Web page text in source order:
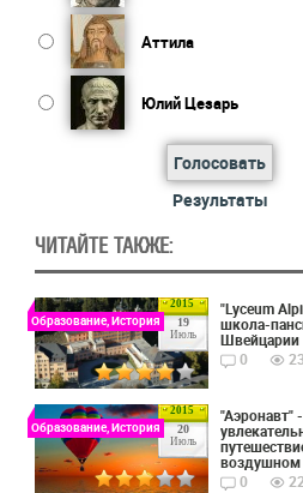
Аттила
Юлий Цезарь
Голосовать
Результаты
ЧИТАЙТЕ ТАКЖЕ:
2015
19
Июль
Образование, История
"Lyceum
школа-
Швейцарии
0
2015
20
Июль
Образование, История
"Аэронавт" -
воздушном
0